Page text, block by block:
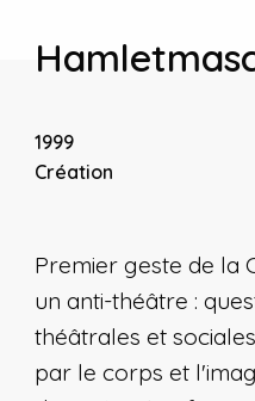
1999
Création
Premier geste de la
un anti-théâtre :
théâtrales et
par le corps et